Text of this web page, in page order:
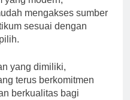
mengakses sumber
sesuai dengan
yang dimiliki,
terus berkomitmen
berkualitas bagi